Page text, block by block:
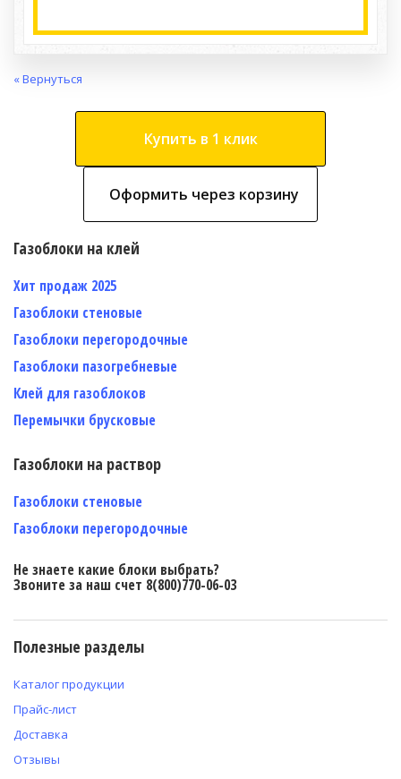
« Вернуться
Купить в 1 клик
Оформить через корзину
Газоблоки на клей
Хит продаж 2025
Газоблоки стеновые
Газоблоки перегородочные
Газоблоки пазогребневые
Клей для газоблоков
Перемычки брусковые
Газоблоки на раствор
Газоблоки стеновые
Газоблоки перегородочные
Не знаете какие блоки выбрать?
Звоните за наш счет 8(800)770-06-03
Полезные разделы
Каталог продукции
Прайс-лист
Доставка
Отзывы